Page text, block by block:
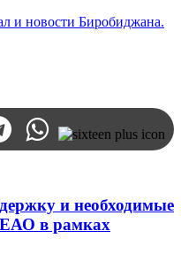
и необходимые
в рамках